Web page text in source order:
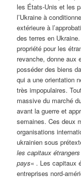
les États-Unis et les
l’Ukraine à
extérieure à
des terres en
propriété pour les
revanche, donne aux
posséder des biens
qui a une orientation
très impopulaires.
massive du marché
avant la guerre et
semaines. Ces deux
organisations
ukrainien sous
les capitaux
pays« . Les capitaux
entreprises nord-